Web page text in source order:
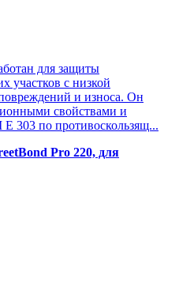
для защиты
участков с низкой
и износа. Он
свойствами и
E 303 по противоскользящ...
Pro 220, для